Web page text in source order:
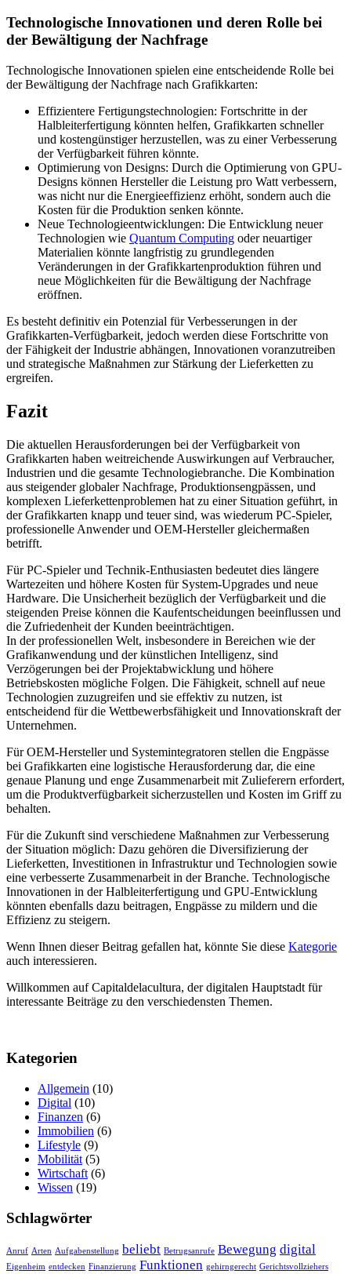
Technologische Innovationen und deren Rolle bei
der Bewältigung der Nachfrage
Technologische Innovationen spielen eine entscheidende Rolle bei
der Bewältigung der Nachfrage nach Grafikkarten:
Effizientere Fertigungstechnologien: Fortschritte in der
Halbleiterfertigung könnten helfen, Grafikkarten schneller
und kostengünstiger herzustellen, was zu einer Verbesserung
der Verfügbarkeit führen könnte.
Optimierung von Designs: Durch die Optimierung von GPU-
Designs können Hersteller die Leistung pro Watt verbessern,
was nicht nur die Energieeffizienz erhöht, sondern auch die
Kosten für die Produktion senken könnte.
Neue Technologieentwicklungen: Die Entwicklung neuer
Technologien wie Quantum Computing oder neuartiger
Materialien könnte langfristig zu grundlegenden
Veränderungen in der Grafikkartenproduktion führen und
neue Möglichkeiten für die Bewältigung der Nachfrage
eröffnen.
Es besteht definitiv ein Potenzial für Verbesserungen in der
Grafikkarten-Verfügbarkeit, jedoch werden diese Fortschritte von
der Fähigkeit der Industrie abhängen, Innovationen voranzutreiben
und strategische Maßnahmen zur Stärkung der Lieferketten zu
ergreifen.
Fazit
Die aktuellen Herausforderungen bei der Verfügbarkeit von
Grafikkarten haben weitreichende Auswirkungen auf Verbraucher,
Industrien und die gesamte Technologiebranche. Die Kombination
aus steigender globaler Nachfrage, Produktionsengpässen, und
komplexen Lieferkettenproblemen hat zu einer Situation geführt, in
der Grafikkarten knapp und teuer sind, was wiederum PC-Spieler,
professionelle Anwender und OEM-Hersteller gleichermaßen
betrifft.
Für PC-Spieler und Technik-Enthusiasten bedeutet dies längere
Wartezeiten und höhere Kosten für System-Upgrades und neue
Hardware. Die Unsicherheit bezüglich der Verfügbarkeit und die
steigenden Preise können die Kaufentscheidungen beeinflussen und
die Zufriedenheit der Kunden beeinträchtigen.
In der professionellen Welt, insbesondere in Bereichen wie der
Grafikanwendung und der künstlichen Intelligenz, sind
Verzögerungen bei der Projektabwicklung und höhere
Betriebskosten mögliche Folgen. Die Fähigkeit, schnell auf neue
Technologien zuzugreifen und sie effektiv zu nutzen, ist
entscheidend für die Wettbewerbsfähigkeit und Innovationskraft der
Unternehmen.
Für OEM-Hersteller und Systemintegratoren stellen die Engpässe
bei Grafikkarten eine logistische Herausforderung dar, die eine
genaue Planung und enge Zusammenarbeit mit Zulieferern erfordert,
um die Produktverfügbarkeit sicherzustellen und Kosten im Griff zu
behalten.
Für die Zukunft sind verschiedene Maßnahmen zur Verbesserung
der Situation möglich: Dazu gehören die Diversifizierung der
Lieferketten, Investitionen in Infrastruktur und Technologien sowie
eine verbesserte Zusammenarbeit in der Branche. Technologische
Innovationen in der Halbleiterfertigung und GPU-Entwicklung
könnten ebenfalls dazu beitragen, Engpässe zu mildern und die
Effizienz zu steigern.
Wenn Ihnen dieser Beitrag gefallen hat, könnte Sie diese Kategorie
auch interessieren.
Willkommen auf Capitaldelacultura, der digitalen Hauptstadt für
interessante Beiträge zu den verschiedensten Themen.
Kategorien
Allgemein (10)
Digital (10)
Finanzen (6)
Immobilien (6)
Lifestyle (9)
Mobilität (5)
Wirtschaft (6)
Wissen (19)
Schlagwörter
Anruf Arten Aufgabenstellung beliebt Betrugsanrufe Bewegung digital
Eigenheim entdecken Finanzierung Funktionen gehirngerecht Gerichtsvollziehers